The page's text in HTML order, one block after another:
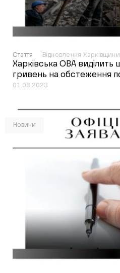
Стаття Відновлення Харківщини
Харківська ОВА виділить
гривень на обстеження
01.08.2023
Новини